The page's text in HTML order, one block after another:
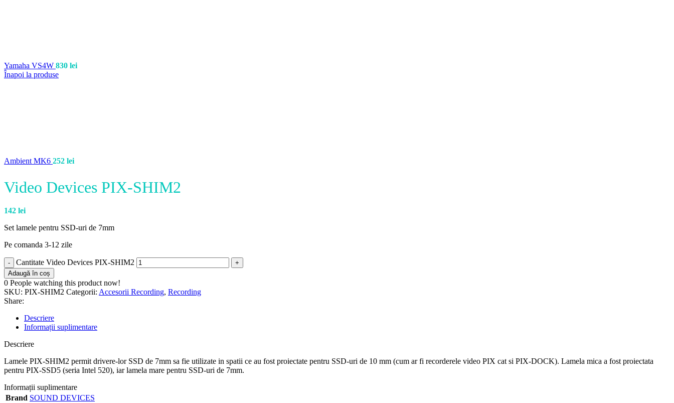
Yamaha VS4W 830 lei
Înapoi la produse
Ambient MK6 252 lei
Video Devices PIX-SHIM2
142 lei
Set lamele pentru SSD-uri de 7mm
Pe comanda 3-12 zile
Cantitate Video Devices PIX-SHIM2
Adaugă în coș
0 People watching this product now!
SKU: PIX-SHIM2 Categorii: Accesorii Recording, Recording
Share:
Descriere
Informații suplimentare
Descriere
Lamele PIX-SHIM2 permit drivere-lor SSD de 7mm sa fie utilizate in spatii ce au fost proiectate pentru SSD-uri de 10 mm (cum ar fi recorderele video PIX cat si PIX-DOCK). Lamela mica a fost proiectata
pentru PIX-SSD5 (seria Intel 520), iar lamela mare pentru SSD-uri de 7mm.
Informații suplimentare
Brand SOUND DEVICES